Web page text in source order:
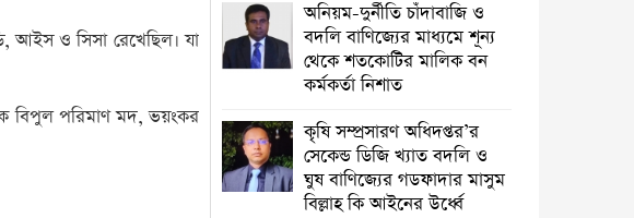
আইস ও সিসা রেখেছিল। যা
বিপুল পরিমাণ মদ, ভয়ংকর
অনিয়ম-দুর্নীতি চাঁদাবাজি ও
বদলি বাণিজ্যের মাধ্যমে শূন্য
থেকে শতকোটির মালিক বন
কর্মকর্তা নিশাত
কৃষি সম্প্রসারণ অধিদপ্তর’র
সেকেন্ড ডিজি খ্যাত বদলি ও
ঘুষ বাণিজ্যের গডফাদার মাসুম
বিল্লাহ কি আইনের উর্ধ্বে